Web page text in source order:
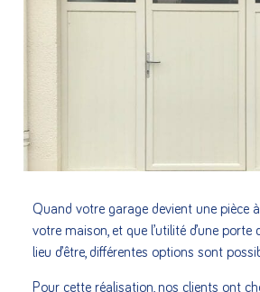
Quand votre garage devient une pièce
votre maison, et que l’utilité d’une porte
lieu d’être, différentes options sont
Pour cette réalisation, nos clients ont